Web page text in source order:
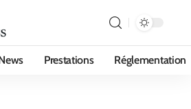
Prestations Réglementation